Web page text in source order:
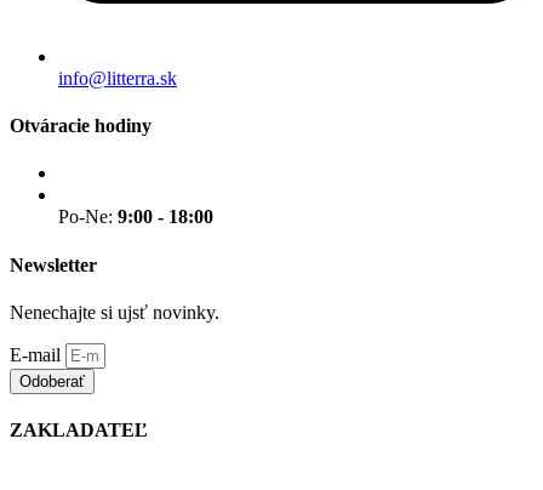
info@litterra.sk
Otváracie hodiny
Po-Ne: 9:00 - 18:00
Newsletter
Nenechajte si ujsť novinky.
E-mail
Odoberať
ZAKLADATEĽ